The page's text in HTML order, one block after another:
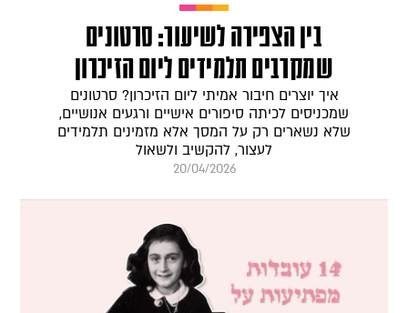
בין הצפירה לשיעור: סרטונים
שמקרבים תלמידים ליום הזיכרון
איך יוצרים חיבור אמיתי ליום הזיכרון? סרטונים
שמכניסים לכיתה סיפורים אישיים ורגעים אנושיים,
שלא נשארים רק על המסך אלא מזמינים תלמידים
לעצור, להקשיב ולשאול
20/04/2026